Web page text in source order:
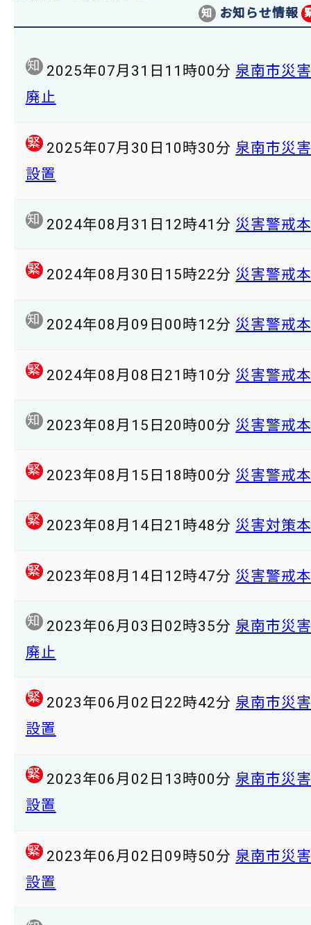
知 お知らせ情報
2025年07月31日11時00分
知
泉南市災
廃止
2025年07月30日10時30分
緊
泉南市災
設置
2024年08月31日12時41分
知 災害警戒
2024年08月30日15時22分
緊 災害警戒
2024年08月09日00時12分
知 災害警戒
2024年08月08日21時10分
緊 災害警戒
2023年08月15日20時00分
知 災害警戒
2023年08月15日18時00分
緊 災害警戒
2023年08月14日21時48分
緊 災害対策
2023年08月14日12時47分
緊 災害警戒
2023年06月03日02時35分
知
泉南市災
廃止
2023年06月02日22時42分
緊
泉南市災
設置
2023年06月02日13時00分
緊
泉南市災
設置
2023年06月02日09時50分
緊
泉南市災
設置